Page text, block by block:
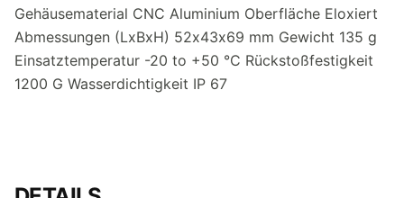
Gehäusematerial CNC Aluminium Oberfläche Eloxiert
Abmessungen (LxBxH) 52x43x69 mm Gewicht 135 g
Einsatztemperatur -20 to +50 °C Rückstoßfestigkeit
1200 G Wasserdichtigkeit IP 67